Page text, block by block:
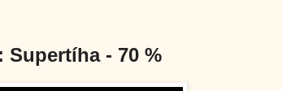
Supertíha - 70 %